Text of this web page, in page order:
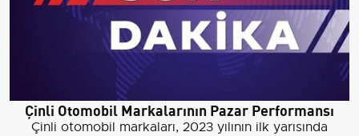
Çinli Otomobil Markalarının Pazar Performansı
Çinli otomobil markaları, 2023 yılının ilk yarısında